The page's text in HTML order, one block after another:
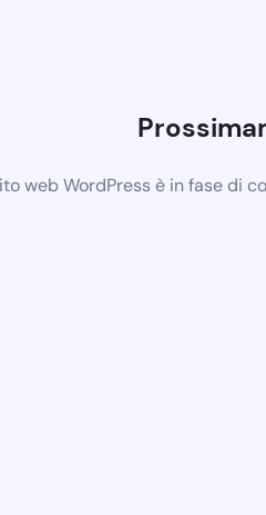
web WordPress è in fase di